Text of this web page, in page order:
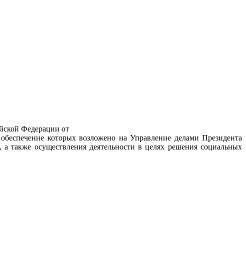
Федерации от
которых возложено на Управление делами Президента
также осуществления деятельности в целях решения социальных